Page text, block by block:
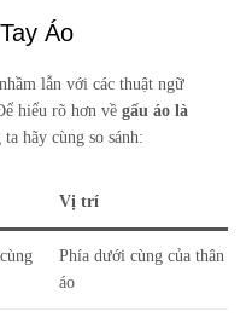
Áo
lẫn với các thuật ngữ
hiểu rõ hơn về gấu áo là
hãy cùng so sánh:
Vị trí
Phía dưới cùng của thân
áo